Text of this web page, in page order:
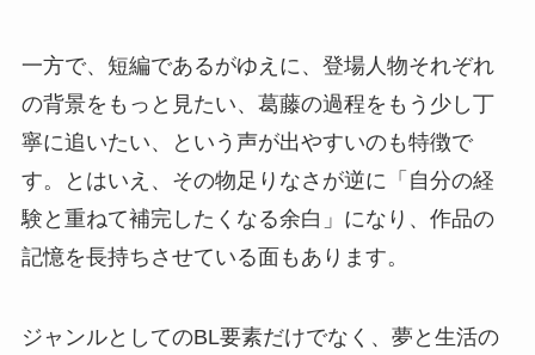
一方で、短編であるがゆえに、登場人物それぞれ
の背景をもっと見たい、葛藤の過程をもう少し丁
寧に追いたい、という声が出やすいのも特徴で
す。とはいえ、その物足りなさが逆に「自分の経
験と重ねて補完したくなる余白」になり、作品の
記憶を長持ちさせている面もあります。
ジャンルとしてのBL要素だけでなく、夢と生活の